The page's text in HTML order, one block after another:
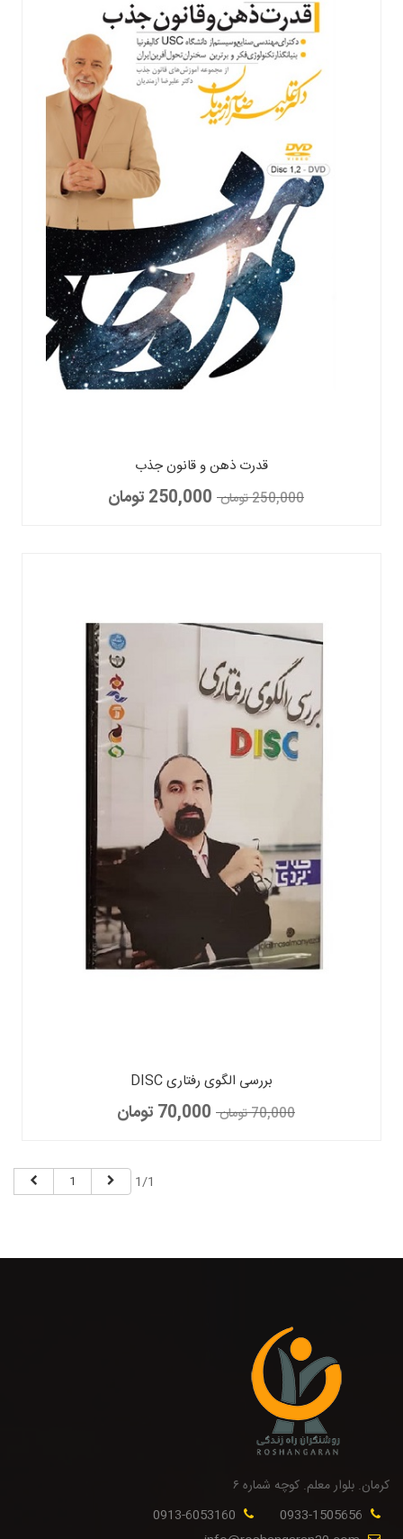
قدرت ذهن و قانون جذب
250,000 تومان 250,000 تومان
بررسی الگوی رفتاری DISC
70,000 تومان 70,000 تومان
1/1
1
کرمان. بلوار معلم. کوچه شماره ۶
0933-1505656
0913-6053160